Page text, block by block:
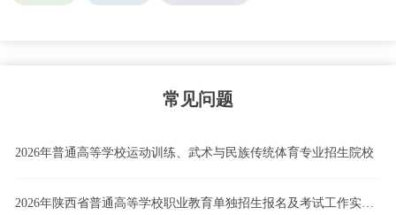
常见问题
2026年普通高等学校运动训练、武术与民族传统体育专业招生院校
2026年陕西省普通高等学校职业教育单独招生报名及考试工作实施办法